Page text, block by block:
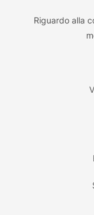
Riguardo alla